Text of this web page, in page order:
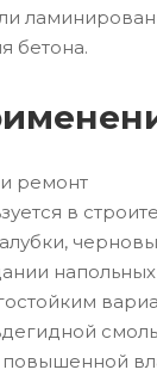
бетона.
ремонт
в